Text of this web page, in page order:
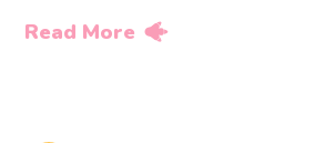
Read More